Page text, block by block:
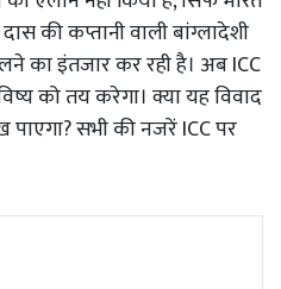
की कप्तानी वाली बांग्लादेशी
का इंतजार कर रही है। अब ICC
को तय करेगा। क्या यह विवाद
सभी की नजरें ICC पर